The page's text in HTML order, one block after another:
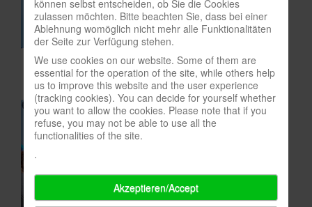
In eigener Sache-On our own behalf
Archivierte Meldungen-News archive
können selbst entscheiden, ob Sie die Cookies
zulassen möchten. Bitte beachten Sie, dass bei einer
Ablehnung womöglich nicht mehr alle Funktionalitäten
der Seite zur Verfügung stehen.
We use cookies on our website. Some of them are
essential for the operation of the site, while others help
us to improve this website and the user experience
(tracking cookies). You can decide for yourself whether
you want to allow the cookies. Please note that if you
refuse, you may not be able to use all the
functionalities of the site.
.
Akzeptieren/Accept